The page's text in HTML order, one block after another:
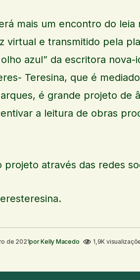
mais um encontro do leia
virtual e transmitido pela
azul” da escritora nova-
Teresina, que é
é grande projeto de
a leitura de obras
projeto através das redes
de 2021porKelly Macedo 1,9K